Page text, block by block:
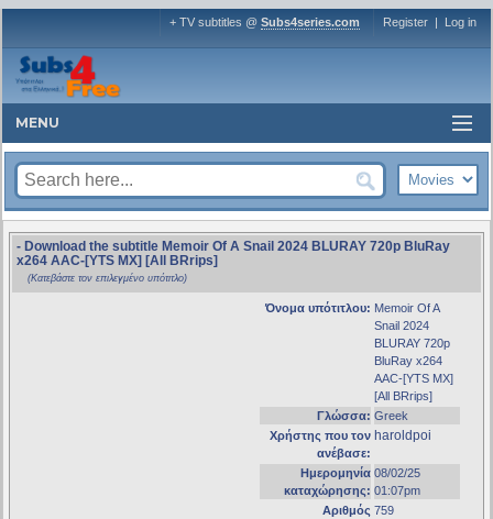
+ TV subtitles @ Subs4series.com Register | Log in
MENU
- Download the subtitle Memoir Of A Snail 2024 BLURAY 720p BluRay
x264 AAC-[YTS MX] [All BRrips]
(Κατεβάστε τον επιλεγμένο υπότιτλο)
Όνομα υπότιτλου: Memoir Of A
Snail 2024
BLURAY 720p
BluRay x264
AAC-[YTS MX]
[All BRrips]
Γλώσσα: Greek
Χρήστης που τον
ανέβασε:
haroldpoi
Ημερομηνία
καταχώρησης:
08/02/25
01:07pm
Αριθμός 759